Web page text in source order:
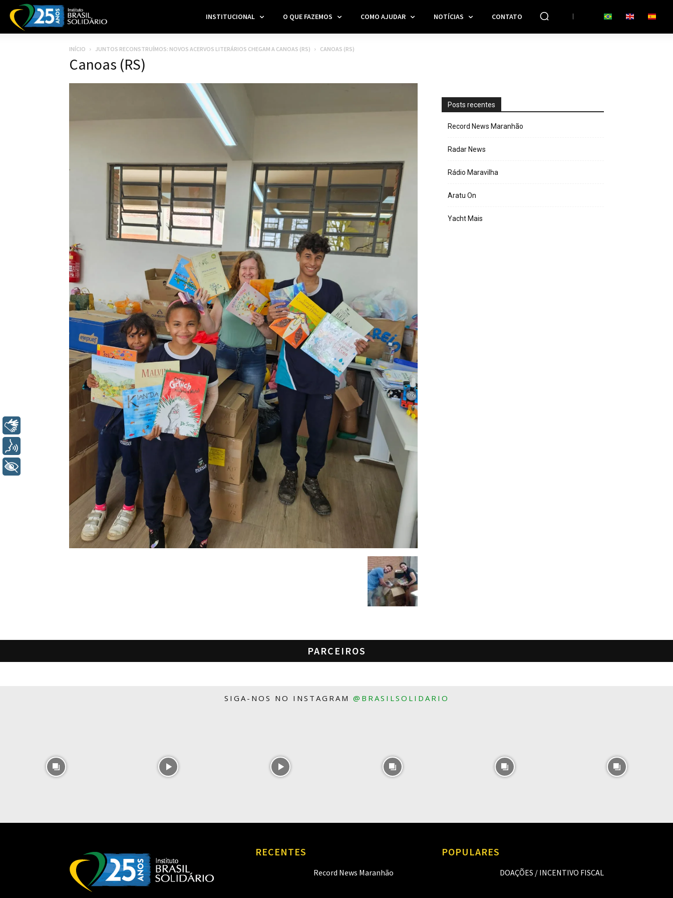
INSTITUCIONAL O QUE FAZEMOS COMO AJUDAR NOTÍCIAS CONTATO
INÍCIO JUNTOS RECONSTRUÍMOS: NOVOS ACERVOS LITERÁRIOS CHEGAM A CANOAS (RS) CANOAS (RS)
Canoas (RS)
Posts recentes
Record News Maranhão
Radar News
Rádio Maravilha
Aratu On
Yacht Mais
PARCEIROS
SIGA-NOS NO INSTAGRAM @BRASILSOLIDARIO
RECENTES
Record News Maranhão
POPULARES
DOAÇÕES / INCENTIVO FISCAL
+ Acessibilidade